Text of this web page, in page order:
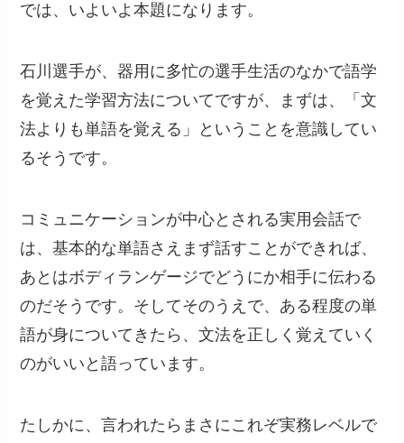
では、いよいよ本題になります。
石川選手が、器用に多忙の選手生活のなかで語学
を覚えた学習方法についてですが、まずは、「文
法よりも単語を覚える」ということを意識してい
るそうです。
コミュニケーションが中心とされる実用会話で
は、基本的な単語さえまず話すことができれば、
あとはボディランゲージでどうにか相手に伝わる
のだそうです。そしてそのうえで、ある程度の単
語が身についてきたら、文法を正しく覚えていく
のがいいと語っています。
たしかに、言われたらまさにこれぞ実務レベルで